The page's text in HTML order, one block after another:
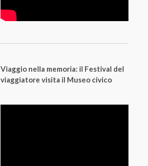
Viaggio nella memoria: il Festival del
viaggiatore visita il Museo civico